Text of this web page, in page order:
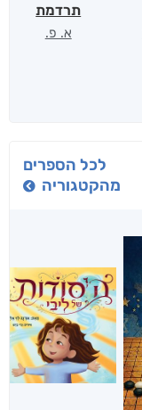
תרדמת
א. פ.
לכל הספרים
מהקטגוריה